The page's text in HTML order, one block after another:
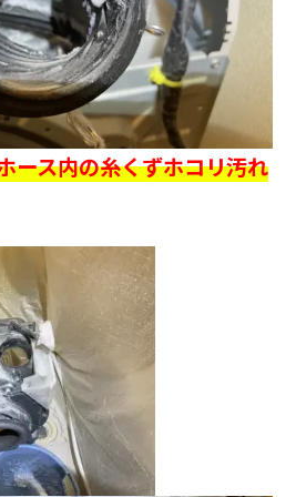
ース内の糸くずホコリ汚れ